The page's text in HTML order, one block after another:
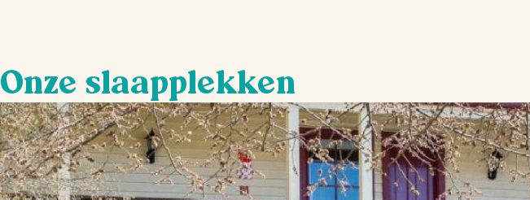
Onze slaapplekken